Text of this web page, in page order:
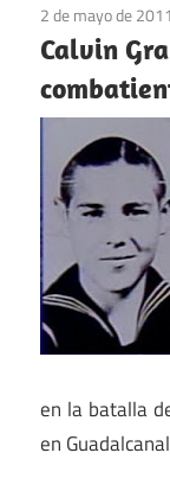
historia
2 de mayo de 2011
Calvin
en la batalla
en